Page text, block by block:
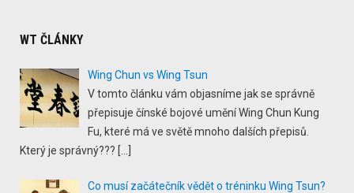
WT ČLÁNKY
Wing Chun vs Wing Tsun
V tomto článku vám objasníme jak se správně
přepisuje čínské bojové umění Wing Chun Kung
Fu, které má ve světě mnoho dalších přepisů.
Který je správný???
Co musí začátečník vědět o tréninku Wing Tsun?